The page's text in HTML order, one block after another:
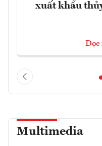
xuất khẩu
Đọc
Multimedia